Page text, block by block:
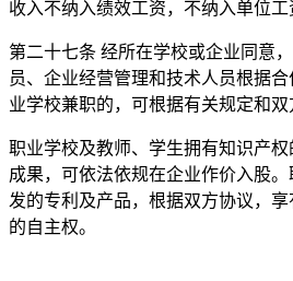
收入不纳入绩效工资，不纳入单位工
第二十七条 经所在学校或企业同意
员、企业经营管理和技术人员根据
业学校兼职的，可根据有关规定和双
职业学校及教师、学生拥有知识产
成果，可依法依规在企业作价入股
发的专利及产品，根据双方协议，
的自主权。